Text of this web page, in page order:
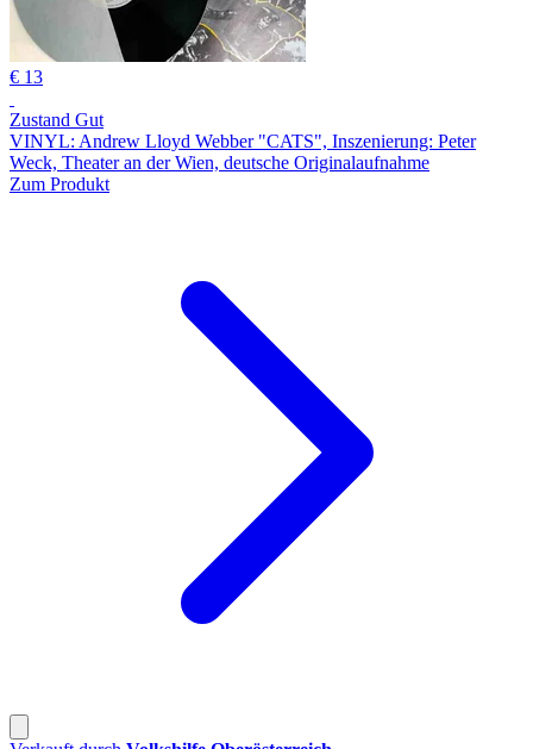
€ 13
Zustand Gut
VINYL: Andrew Lloyd Webber "CATS", Inszenierung: Peter
Weck, Theater an der Wien, deutsche Originalaufnahme
Zum Produkt